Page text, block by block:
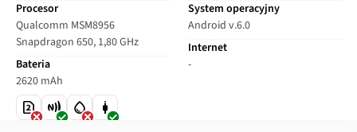
Procesor
Qualcomm MSM8956
Snapdragon 650, 1,80 GHz
Bateria
2620 mAh
System operacyjny
Android v.6.0
Internet
-